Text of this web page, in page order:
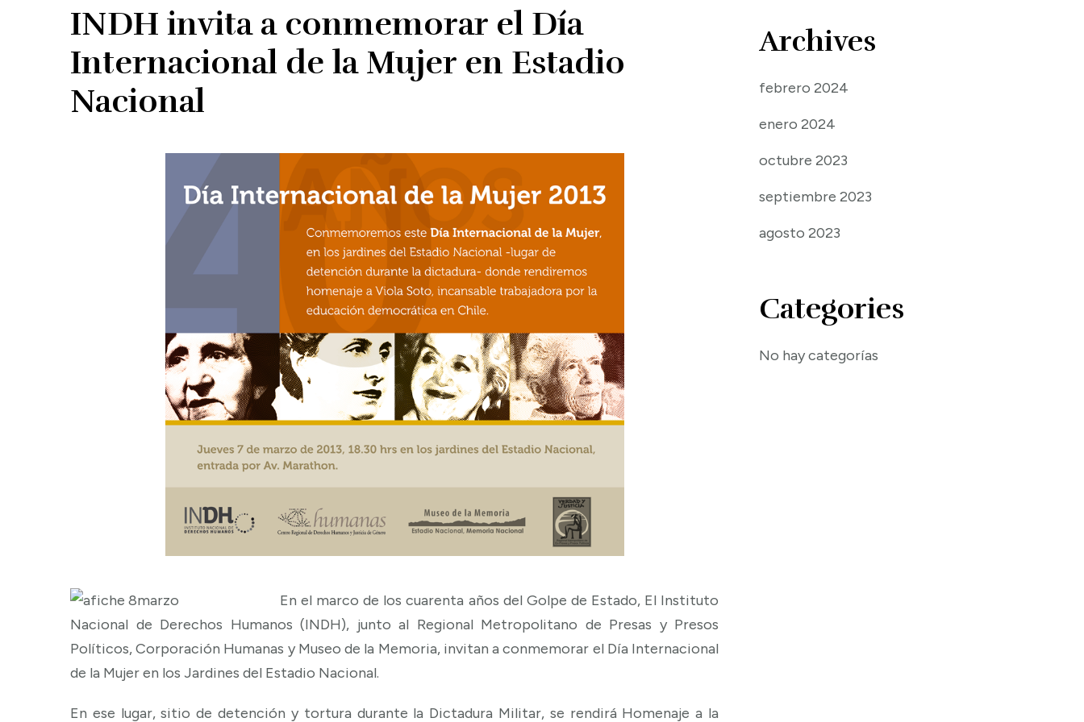
INDH invita a conmemorar el Día
Internacional de la Mujer en Estadio
Nacional
En el marco de los cuarenta años del Golpe de Estado, El Instituto
Nacional de Derechos Humanos (INDH), junto al Regional Metropolitano de Presas y Presos
Políticos, Corporación Humanas y Museo de la Memoria, invitan a conmemorar el Día Internacional
de la Mujer en los Jardines del Estadio Nacional.
En ese lugar, sitio de detención y tortura durante la Dictadura Militar, se rendirá Homenaje a la
Archives
febrero 2024
enero 2024
octubre 2023
septiembre 2023
agosto 2023
Categories
No hay categorías